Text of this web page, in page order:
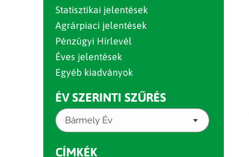
Statisztikai jelentések
Agrárpiaci jelentések
Pénzügyi Hírlevél
Éves jelentések
Egyéb kiadványok
ÉV SZERINTI SZŰRÉS
Bármely Év
CÍMKÉK